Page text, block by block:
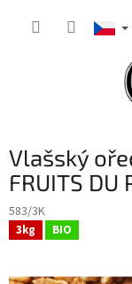
Vlašský
FRUITS DU
583/3K
3kg BIO